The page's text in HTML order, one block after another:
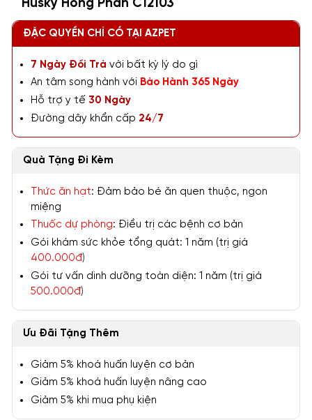
Husky Hồng Phấn C12103
ĐẶC QUYỀN CHỈ CÓ TẠI AZPET
7 Ngày Đổi Trả với bất kỳ lý do gì
An tâm song hành với Bảo Hành 365 Ngày
Hỗ trợ y tế 30 Ngày
Đường dây khẩn cấp 24/7
Quà Tặng Đi Kèm
Thức ăn hạt: Đảm bảo bé ăn quen thuộc, ngon
miệng
Thuốc dự phòng: Điều trị các bệnh cơ bản
Gói khám sức khỏe tổng quát: 1 năm (trị giá
400.000đ)
Gói tư vấn dinh dưỡng toàn diện: 1 năm (trị giá
500.000đ)
Ưu Đãi Tặng Thêm
Giảm 5% khoá huấn luyện cơ bản
Giảm 5% khoá huấn luyện nâng cao
Giảm 5% khi mua phụ kiện